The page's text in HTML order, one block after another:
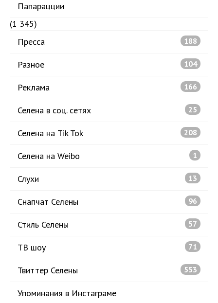
Папарацции
(1 345)
Пресса
188
Разное 104
Реклама 166
Селена в соц. сетях 25
Селена на Tik Tok 208
Селена на Weibo 1
Слухи 13
Снапчат Селены 96
Стиль Селены 57
ТВ шоу 71
Твиттер Селены 553
Упоминания в Инстаграме